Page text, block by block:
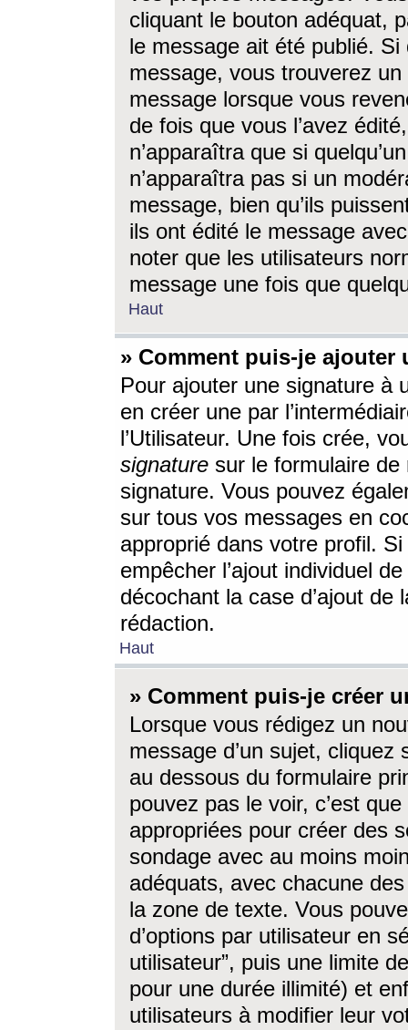
cliquant le bouton adéquat,
le message ait été publié. Si
message, vous trouverez
message lorsque vous
de fois que vous l’avez
n’apparaîtra que si
n’apparaîtra pas si un
message, bien qu’ils
ils ont édité le message
noter que les utilisateurs
message une fois que
Haut
» Comment puis-je ajouter
Pour ajouter une signature à
en créer une par
l’Utilisateur. Une fois crée,
signature sur le formulaire de
signature. Vous pouvez
sur tous vos messages en
approprié dans votre profil.
empêcher l’ajout individuel
décochant la case d’ajout
rédaction.
Haut
» Comment puis-je créer
Lorsque vous rédigez un
message d’un sujet, cliquez
au dessous du formulaire
pouvez pas le voir, c’est
appropriées pour créer des
sondage avec au moins
adéquats, avec chacune
la zone de texte. Vous
d’options par utilisateur en
utilisateur”, puis une limite
pour une durée illimité) et
utilisateurs à modifier leur